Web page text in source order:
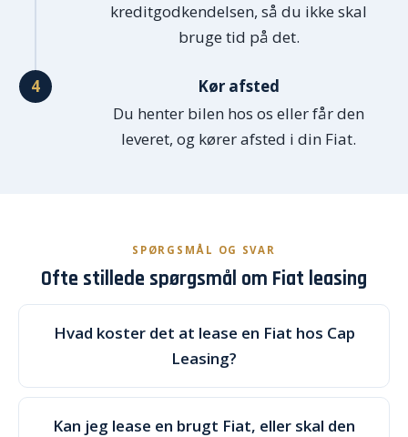
kreditgodkendelsen, så du ikke skal
bruge tid på det.
Kør afsted
Du henter bilen hos os eller får den
leveret, og kører afsted i din Fiat.
SPØRGSMÅL OG SVAR
Ofte stillede spørgsmål om Fiat leasing
Hvad koster det at lease en Fiat hos Cap
Leasing?
Kan jeg lease en brugt Fiat, eller skal den